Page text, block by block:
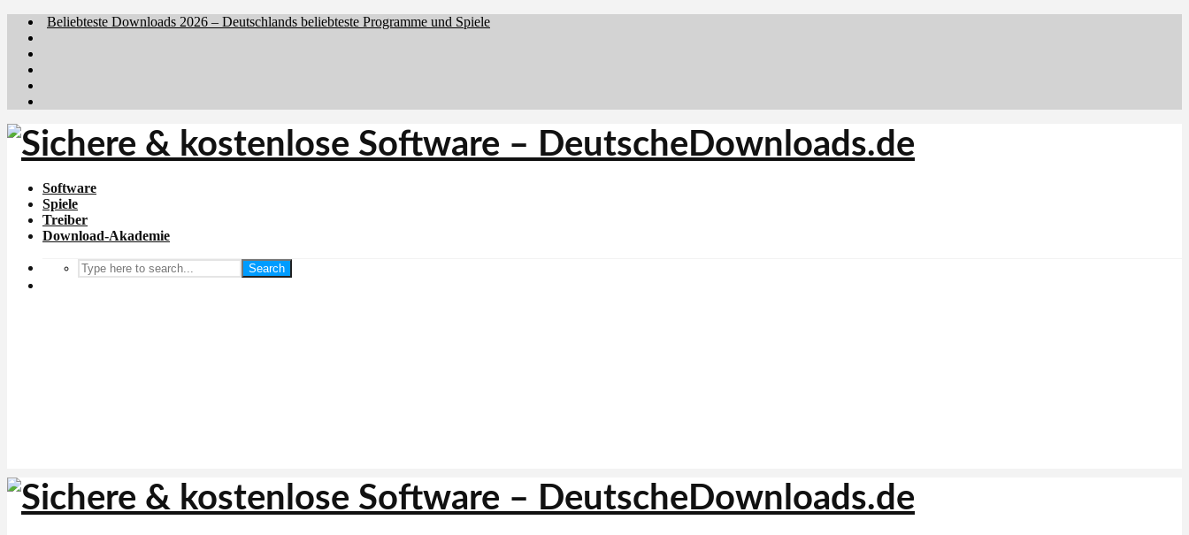
Beliebteste Downloads 2026 – Deutschlands beliebteste Programme und Spiele
Software
Spiele
Treiber
Download-Akademie
Search